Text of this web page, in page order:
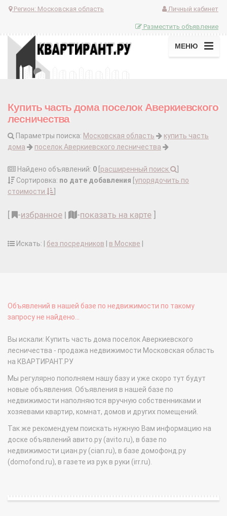
Регион: Московская область Личный кабинет
Разместить объявление
МЕНЮ
Купить часть дома поселок Аверкиевского
лесничества
Параметры поиска: Московская область
купить часть
дома
поселок Аверкиевского лесничества
Найдено объявлений: 0 расширенный поиск
Сортировка: по дате добавления упорядочить по
стоимости
-избранное | -показать на карте
Искать: | без посредников в Москве
Объявлений в нашей базе по недвижимости по такому
запросу не найдено...
Вы искали: Купить часть дома поселок Аверкиевского
лесничества - продажа недвижимости Московская область
на КВАРТИРАНТ.РУ
Мы регулярно пополняем нашу базу и уже скоро тут будут
новые объявления. Объявления в нашей базе по
недвижимости наполняются вручную собственниками и
хозяевами квартир, комнат, домов и других помещений.
Так же рекомендуем поискать нужную Вам информацию на
доске объявлений авито.ру (avito.ru), в базе по
недвижимости циан.ру (cian.ru), в базе домофонд.ру
(domofond.ru), в газете из рук в руки (irr.ru).